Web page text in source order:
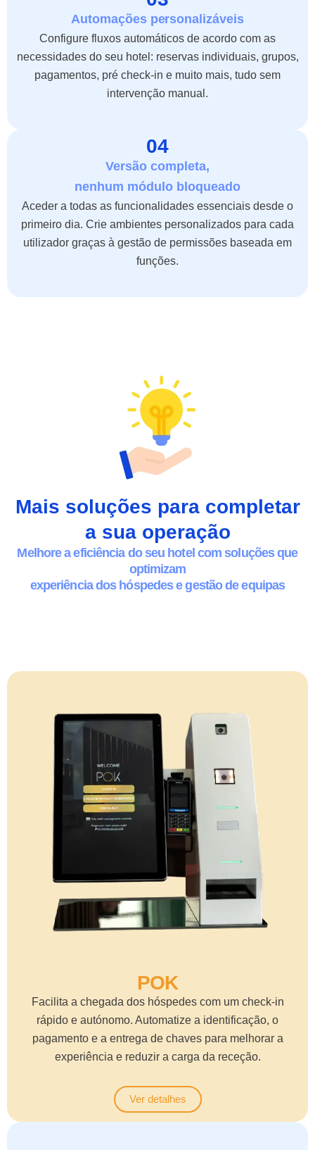
Automações personalizáveis
Configure fluxos automáticos de acordo com as
necessidades do seu hotel: reservas individuais, grupos,
pagamentos, pré check-in e muito mais, tudo sem
intervenção manual.
04
Versão completa,
nenhum módulo bloqueado
Aceder a todas as funcionalidades essenciais desde o
primeiro dia. Crie ambientes personalizados para cada
utilizador graças à gestão de permissões baseada em
funções.
Mais soluções para completar
a sua operação
Melhore a eficiência do seu hotel com soluções que
optimizam
experiência dos hóspedes e gestão de equipas
POK
Facilita a chegada dos hóspedes com um check-in
rápido e autónomo. Automatize a identificação, o
pagamento e a entrega de chaves para melhorar a
experiência e reduzir a carga da receção.
Ver detalhes